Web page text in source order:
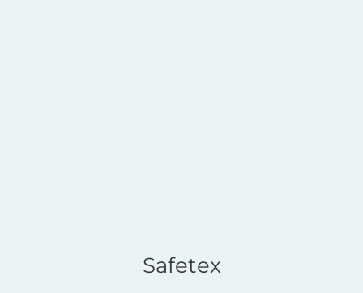
Safetex